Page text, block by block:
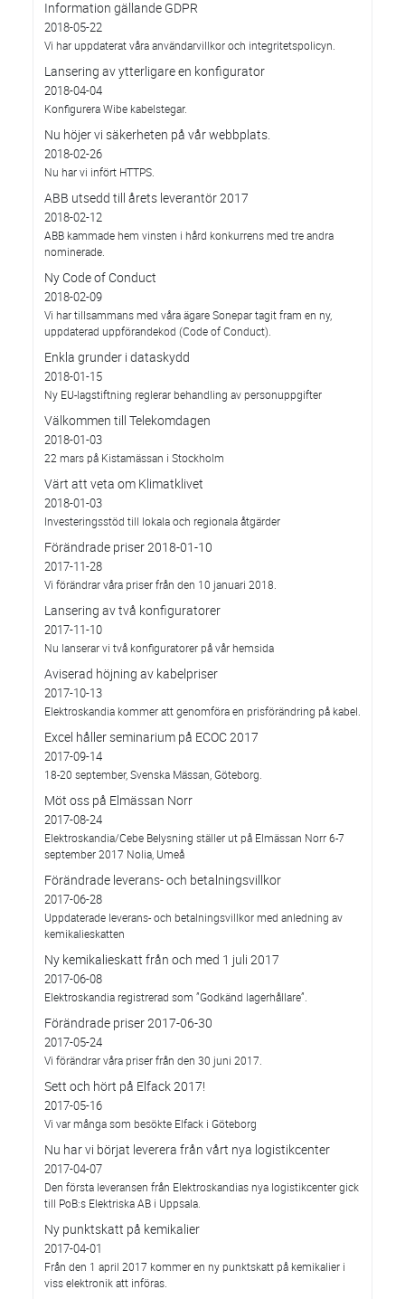
Information gällande GDPR
2018-05-22
Vi har uppdaterat våra användarvillkor och integritetspolicyn.
Lansering av ytterligare en konfigurator
2018-04-04
Konfigurera Wibe kabelstegar.
Nu höjer vi säkerheten på vår webbplats.
2018-02-26
Nu har vi infört HTTPS.
ABB utsedd till årets leverantör 2017
2018-02-12
ABB kammade hem vinsten i hård konkurrens med tre andra
nominerade.
Ny Code of Conduct
2018-02-09
Vi har tillsammans med våra ägare Sonepar tagit fram en ny,
uppdaterad uppförandekod (Code of Conduct).
Enkla grunder i dataskydd
2018-01-15
Ny EU-lagstiftning reglerar behandling av personuppgifter
Välkommen till Telekomdagen
2018-01-03
22 mars på Kistamässan i Stockholm
Värt att veta om Klimatklivet
2018-01-03
Investeringsstöd till lokala och regionala åtgärder
Förändrade priser 2018-01-10
2017-11-28
Vi förändrar våra priser från den 10 januari 2018.
Lansering av två konfiguratorer
2017-11-10
Nu lanserar vi två konfiguratorer på vår hemsida
Aviserad höjning av kabelpriser
2017-10-13
Elektroskandia kommer att genomföra en prisförändring på kabel.
Excel håller seminarium på ECOC 2017
2017-09-14
18-20 september, Svenska Mässan, Göteborg.
Möt oss på Elmässan Norr
2017-08-24
Elektroskandia/Cebe Belysning ställer ut på Elmässan Norr 6-7
september 2017 Nolia, Umeå
Förändrade leverans- och betalningsvillkor
2017-06-28
Uppdaterade leverans- och betalningsvillkor med anledning av
kemikalieskatten
Ny kemikalieskatt från och med 1 juli 2017
2017-06-08
Elektroskandia registrerad som ”Godkänd lagerhållare”.
Förändrade priser 2017-06-30
2017-05-24
Vi förändrar våra priser från den 30 juni 2017.
Sett och hört på Elfack 2017!
2017-05-16
Vi var många som besökte Elfack i Göteborg
Nu har vi börjat leverera från vårt nya logistikcenter
2017-04-07
Den första leveransen från Elektroskandias nya logistikcenter gick
till PoB:s Elektriska AB i Uppsala.
Ny punktskatt på kemikalier
2017-04-01
Från den 1 april 2017 kommer en ny punktskatt på kemikalier i
viss elektronik att införas.